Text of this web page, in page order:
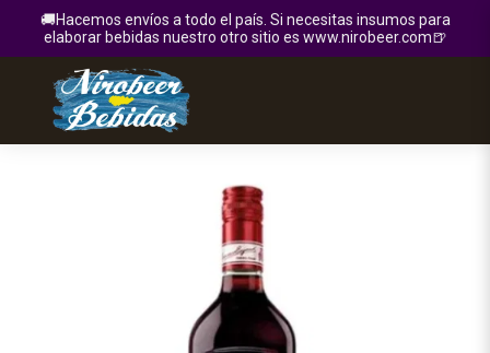
🚚Hacemos envíos a todo el país. Si necesitas insumos para
elaborar bebidas nuestro otro sitio es www.nirobeer.com🍺